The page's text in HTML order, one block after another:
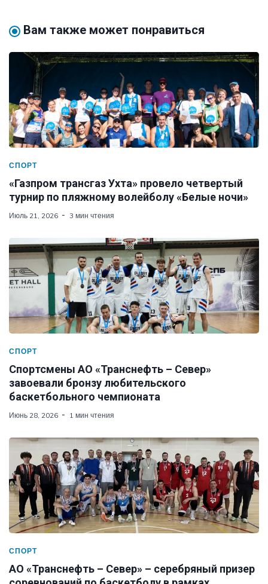
Вам также может понравиться
СПОРТ
«Газпром трансгаз Ухта» провело четвертый
турнир по пляжному волейболу «Белые ночи»
Июль 21, 2026 3 мин чтения
СПОРТ
Спортсмены АО «Транснефть – Север»
завоевали бронзу любительского
баскетбольного чемпионата
Июнь 28, 2026 1 мин чтения
СПОРТ
АО «Транснефть – Север» – серебряный призер